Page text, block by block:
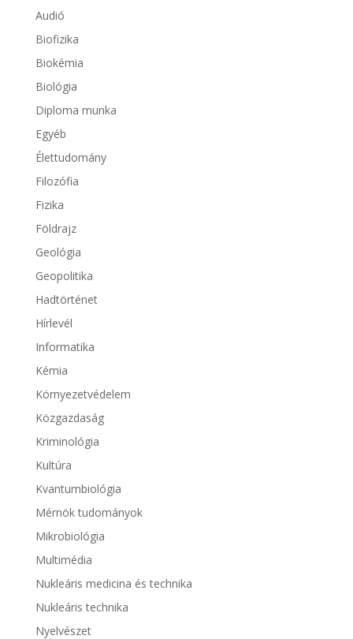
Audió
Biofizika
Biokémia
Biológia
Diploma munka
Egyéb
Élettudomány
Filozófia
Fizika
Földrajz
Geológia
Geopolitika
Hadtörténet
Hírlevél
Informatika
Kémia
Környezetvédelem
Közgazdaság
Kriminológia
Kultúra
Kvantumbiológia
Mérnök tudományok
Mikrobiológia
Multimédia
Nukleáris medicina és technika
Nukleáris technika
Nyelvészet